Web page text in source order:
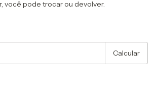
você pode trocar ou devolver.
Calcular